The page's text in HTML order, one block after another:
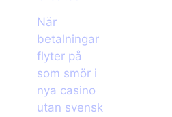
När
betalningar
flyter på
som smör i
nya casino
utan svensk